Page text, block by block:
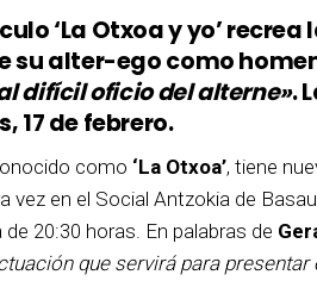
‘La Otxoa y yo’
su alter-ego como
difícil oficio del alterne».
17 de febrero.
como ‘La Otxoa’, tiene
vez en el Social Antzokia de
20:30 horas. En palabras de
que servirá para